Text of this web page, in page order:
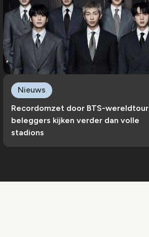
Recordomzet door BTS-
beleggers kijken verder dan volle
stadions
Nieuws